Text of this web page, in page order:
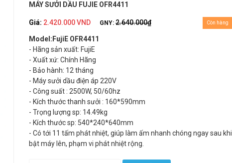
MÁY SƯỞI DẦU FUJIE OFR4411
Giá: 2.420.000 VND GNY:2.640.000₫ Còn hàng
Model:FujiE OFR4411
- Hãng sản xuất: FujiE
- Xuất xứ: Chính Hãng
- Bảo hành: 12 tháng
- Máy sưởi dầu điện áp 220V
- Công suất : 2500W, 50/60hz
- Kích thước thanh sưởi : 160*590mm
- Trọng lượng sp: 14.49kg
- Kích thước sp: 540*240*640mm
- Có tới 11 tấm phát nhiệt, giúp làm ấm nhanh chóng ngay sau khi
bật máy lên, phạm vi phát nhiệt rộng.